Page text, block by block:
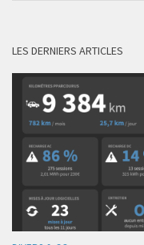
LES DERNIERS ARTICLES